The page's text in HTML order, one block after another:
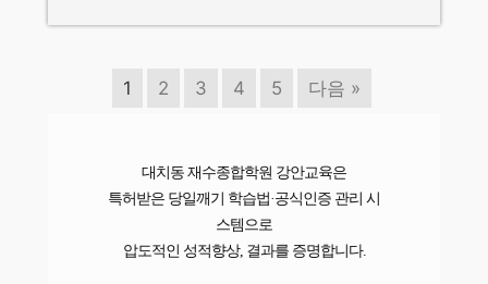
1 2 3 4 5 다음 »
대치동 재수종합학원 강안교육은
특허받은 당일깨기 학습법·공식인증 관리 시
스템으로
압도적인 성적향상, 결과를 증명합니다.